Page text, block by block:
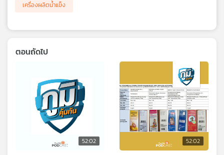
เครื่องผลิตน้ำแข็ง
ตอนถัดไป
52:02 52:02